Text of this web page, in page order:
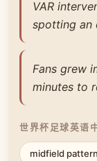
VAR
spotting an
Fans grew
minutes to
世界杯足球英语
midfield pattern